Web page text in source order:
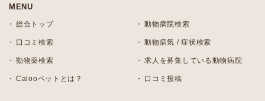
MENU
総合トップ 動物病院検索
口コミ検索 動物病気 / 症状検索
動物薬検索 求人を募集している動物病院
Calooペットとは？ 口コミ投稿